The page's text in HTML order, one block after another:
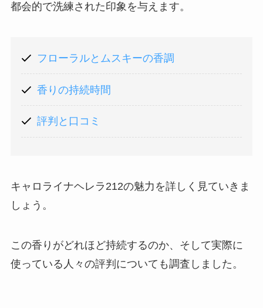
都会的で洗練された印象を与えます。
フローラルとムスキーの香調
香りの持続時間
評判と口コミ
キャロライナヘレラ212の魅力を詳しく見ていきま
しょう。
この香りがどれほど持続するのか、そして実際に
使っている人々の評判についても調査しました。